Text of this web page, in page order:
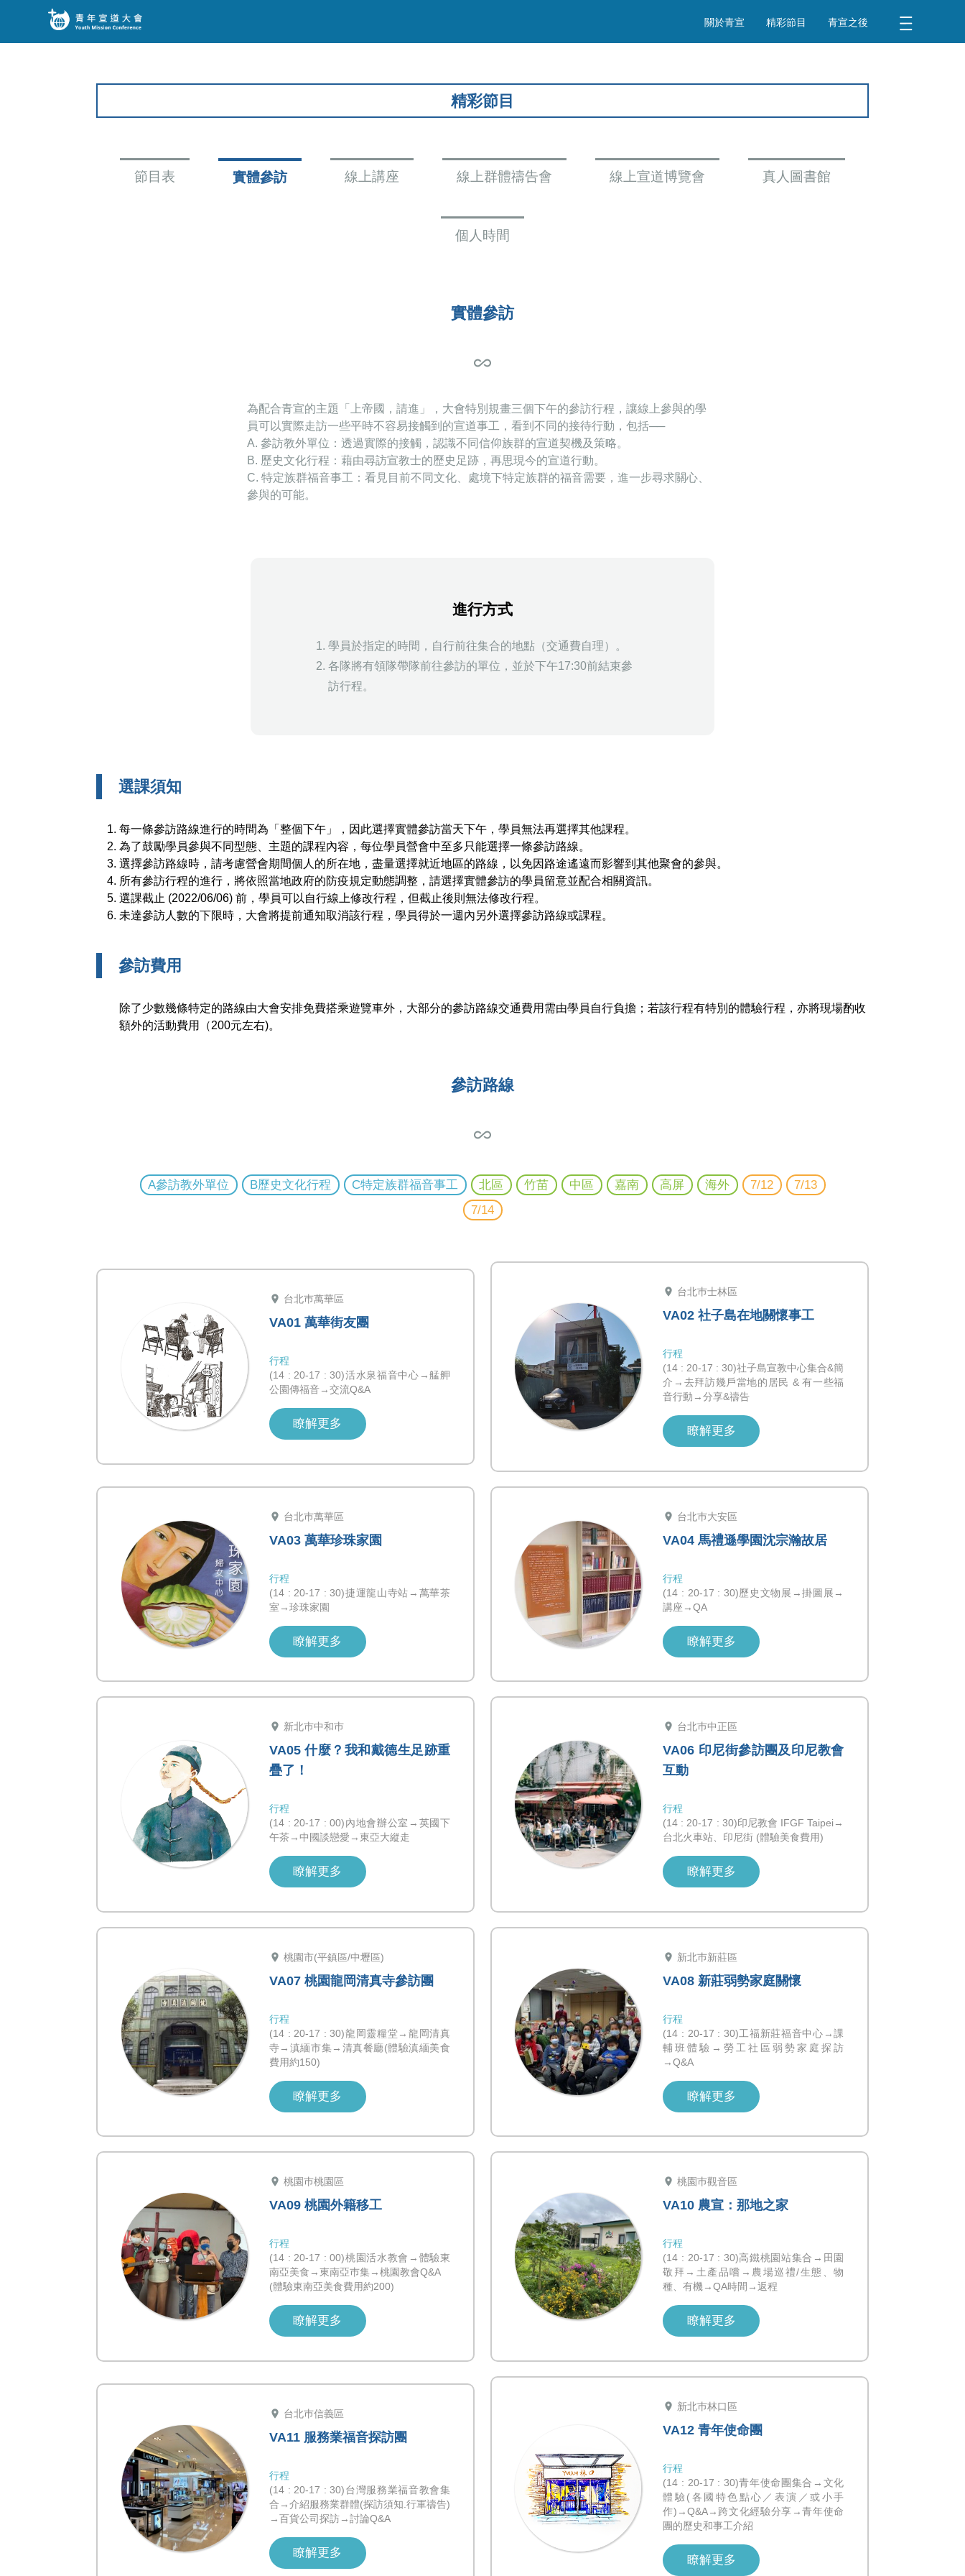
關於青宣 精彩節目 青宣之後
精彩節目
節目表 實體參訪 線上講座 線上群體禱告會 線上宣道博覽會 真人圖書館
個人時間
實體參訪
all_inclusive
為配合青宣的主題「上帝國，請進」，大會特別規畫三個下午的參訪行程，讓線上參與的學
員可以實際走訪一些平時不容易接觸到的宣道事工，看到不同的接待行動，包括──
A. 參訪教外單位：透過實際的接觸，認識不同信仰族群的宣道契機及策略。
B. 歷史文化行程：藉由尋訪宣教士的歷史足跡，再思現今的宣道行動。
C. 特定族群福音事工：看見目前不同文化、處境下特定族群的福音需要，進一步尋求關心、
參與的可能。
進行方式
學員於指定的時間，自行前往集合的地點（交通費自理）。
各隊將有領隊帶隊前往參訪的單位，並於下午17:30前結束參
訪行程。
選課須知
每一條參訪路線進行的時間為「整個下午」，因此選擇實體參訪當天下午，學員無法再選擇其他課程。
為了鼓勵學員參與不同型態、主題的課程內容，每位學員營會中至多只能選擇一條參訪路線。
選擇參訪路線時，請考慮營會期間個人的所在地，盡量選擇就近地區的路線，以免因路途遙遠而影響到其他聚會的參與。
所有參訪行程的進行，將依照當地政府的防疫規定動態調整，請選擇實體參訪的學員留意並配合相關資訊。
選課截止 (2022/06/06) 前，學員可以自行線上修改行程，但截止後則無法修改行程。
未達參訪人數的下限時，大會將提前通知取消該行程，學員得於一週內另外選擇參訪路線或課程。
參訪費用
除了少數幾條特定的路線由大會安排免費搭乘遊覽車外，大部分的參訪路線交通費用需由學員自行負擔；若該行程有特別的體驗行程，亦將現場酌收
額外的活動費用（200元左右)。
參訪路線
all_inclusive
A參訪教外單位 B歷史文化行程 C特定族群福音事工 北區 竹苗 中區 嘉南 高屏 海外 7/12
7/13
7/14
location_on 台北巿萬華區
VA01 萬華街友團
行程
(14 : 20-17 : 30)活水泉福音中心→艋舺
公園傳福音→交流Q&A
瞭解更多
location_on 台北巿士林區
VA02 社子島在地關懷事工
行程
(14 : 20-17 : 30)社子島宣教中心集合&簡
介→去拜訪幾戶當地的居民 & 有一些福
音行動→分享&禱告
瞭解更多
location_on 台北巿萬華區
VA03 萬華珍珠家園
行程
(14 : 20-17 : 30)捷運龍山寺站→萬華茶
室→珍珠家園
瞭解更多
location_on 台北巿大安區
VA04 馬禮遜學園沈宗瀚故居
行程
(14 : 20-17 : 30)歷史文物展→掛圖展→
講座→QA
瞭解更多
location_on 新北巿中和巿
VA05 什麼？我和戴德生足跡重
疊了！
行程
(14 : 20-17 : 00)內地會辦公室→英國下
午茶→中國談戀愛→東亞大縱走
瞭解更多
location_on 台北巿中正區
VA06 印尼街參訪團及印尼教會
互動
行程
(14 : 20-17 : 30)印尼教會 IFGF Taipei→
台北火車站、印尼街 (體驗美食費用)
瞭解更多
location_on 桃園市(平鎮區/中壢區)
VA07 桃園龍岡清真寺參訪團
行程
(14 : 20-17 : 30)龍岡靈糧堂→龍岡清真
寺→滇緬市集→清真餐廳(體驗滇緬美食
費用約150)
瞭解更多
location_on 新北巿新莊區
VA08 新莊弱勢家庭關懷
行程
(14 : 20-17 : 30)工福新莊福音中心→課
輔班體驗→勞工社區弱勢家庭探訪
→Q&A
瞭解更多
location_on 桃園巿桃園區
VA09 桃園外籍移工
行程
(14 : 20-17 : 00)桃園活水教會→體驗東
南亞美食→東南亞巿集→桃園教會Q&A
(體驗東南亞美食費用約200)
瞭解更多
location_on 桃園巿觀音區
VA10 農宣：那地之家
行程
(14 : 20-17 : 30)高鐵桃園站集合→田園
敬拜→土產品嚐→農場巡禮/生態、物
種、有機→QA時間→返程
瞭解更多
location_on 台北巿信義區
VA11 服務業福音探訪團
行程
(14 : 20-17 : 30)台灣服務業福音教會集
合→介紹服務業群體(探訪須知.行軍禱告)
→百貨公司探訪→討論Q&A
瞭解更多
location_on 新北巿林口區
VA12 青年使命團
行程
(14 : 20-17 : 30)青年使命團集合→文化
體驗(各國特色點心／表演／或小手
作)→Q&A→跨文化經驗分享→青年使命
團的歷史和事工介紹
瞭解更多